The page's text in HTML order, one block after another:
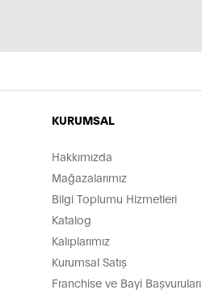
KURUMSAL
Hakkımızda
Mağazalarımız
Bilgi Toplumu Hizmetleri
Katalog
Kalıplarımız
Kurumsal Satış
Franchise ve Bayi Başvuruları